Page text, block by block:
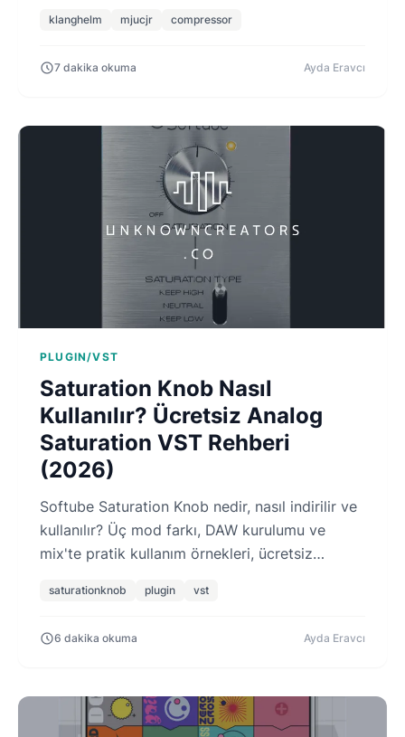
klanghelm mjucjr compressor
7 dakika okuma Ayda Eravcı
PLUGIN/VST
Saturation Knob Nasıl
Kullanılır? Ücretsiz Analog
Saturation VST Rehberi
(2026)
Softube Saturation Knob nedir, nasıl indirilir ve
kullanılır? Üç mod farkı, DAW kurulumu ve
mix'te pratik kullanım örnekleri, ücretsiz
saturationknob plugin vst
6 dakika okuma Ayda Eravcı